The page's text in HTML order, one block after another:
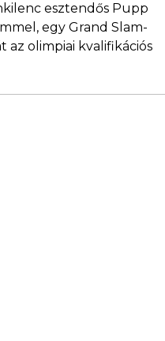
esztendős Pupp
egy Grand Slam-
olimpiai kvalifikációs